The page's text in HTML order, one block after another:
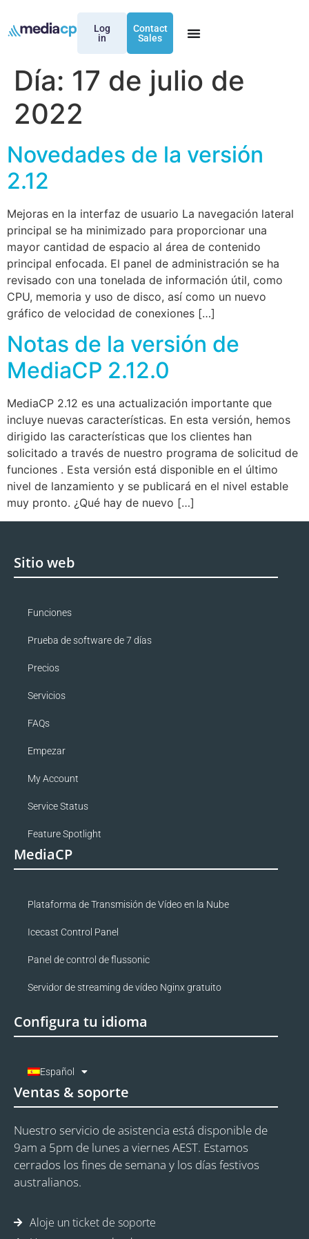
Log
in
Contact
Sales
Día: 17 de julio de
2022
Novedades de la versión
2.12
Mejoras en la interfaz de usuario La navegación lateral
principal se ha minimizado para proporcionar una
mayor cantidad de espacio al área de contenido
principal enfocada. El panel de administración se ha
revisado con una tonelada de información útil, como
CPU, memoria y uso de disco, así como un nuevo
gráfico de velocidad de conexiones […]
Notas de la versión de
MediaCP 2.12.0
MediaCP 2.12 es una actualización importante que
incluye nuevas características. En esta versión, hemos
dirigido las características que los clientes han
solicitado a través de nuestro programa de solicitud de
funciones . Esta versión está disponible en el último
nivel de lanzamiento y se publicará en el nivel estable
muy pronto. ¿Qué hay de nuevo […]
Sitio web
Funciones
Prueba de software de 7 días
Precios
Servicios
FAQs
Empezar
My Account
Service Status
Feature Spotlight
MediaCP
Plataforma de Transmisión de Vídeo en la Nube
Icecast Control Panel
Panel de control de flussonic
Servidor de streaming de vídeo Nginx gratuito
Configura tu idioma
Español
Ventas & soporte
Nuestro servicio de asistencia está disponible de
9am a 5pm de lunes a viernes AEST. Estamos
cerrados los fines de semana y los días festivos
australianos.
Aloje un ticket de soporte